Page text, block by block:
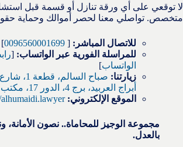
لا توقعي على أي ورقة تنازل أو قسمة قبل
متخصص. تواصلي معنا لحصر أموالك وحماية
للاتصال المباشر: [
0096560001699
]
للمراسلة الفورية عبر الواتساب: [
الواتساب]
زيارتنا:
أبراج العربيد، برج 4، الدور 17، مكتب 65.
الموقع الإلكتروني:
مجموعة الوجيز للمحاماة.. نصون الأمانة،
بالعدل.